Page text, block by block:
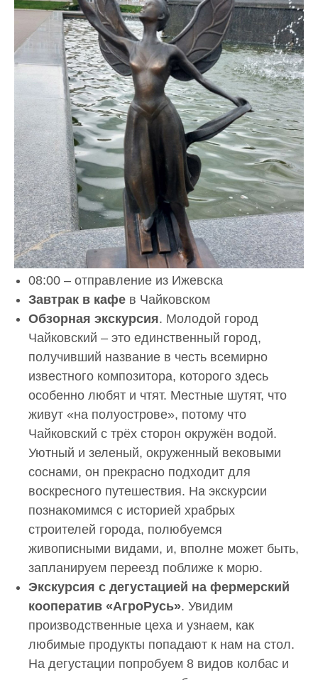
08:00 – отправление из Ижевска
Завтрак в кафе в Чайковском
Обзорная экскурсия. Молодой город
Чайковский – это единственный город,
получивший название в честь всемирно
известного композитора, которого здесь
особенно любят и чтят. Местные шутят, что
живут «на полуострове», потому что
Чайковский с трёх сторон окружён водой.
Уютный и зеленый, окруженный вековыми
соснами, он прекрасно подходит для
воскресного путешествия. На экскурсии
познакомимся с историей храбрых
строителей города, полюбуемся
живописными видами, и, вполне может быть,
запланируем переезд поближе к морю.
Экскурсия с дегустацией на фермерский
кооператив «АгроРусь». Увидим
производственные цеха и узнаем, как
любимые продукты попадают к нам на стол.
На дегустации попробуем 8 видов колбас и